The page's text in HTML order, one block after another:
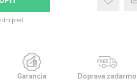
dní pred
Garancia
Doprava zadarmo